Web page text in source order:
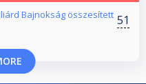
Bajnokság összesített 51